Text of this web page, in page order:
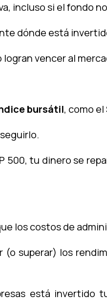
incluso si el fondo
dónde está
logran vencer al
bursátil, como el
500, tu dinero se
los costos de
(o superar) los
está invertido